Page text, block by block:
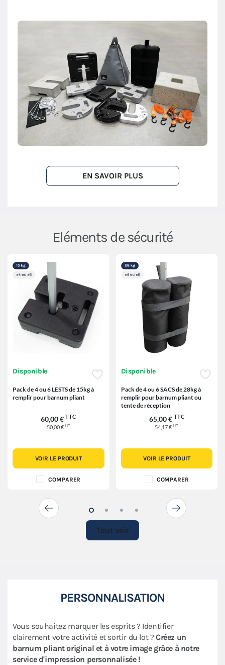
EN SAVOIR PLUS
Eléments de sécurité
Disponible
Pack de 4 ou 6 LESTS de 15kg à
remplir pour barnum pliant
60,00 € TTC
50,00 € HT
VOIR LE PRODUIT
COMPARER
Disponible
Pack de 4 ou 6 SACS de 28kg à
remplir pour barnum pliant ou
tente de réception
65,00 € TTC
54,17 €HT
VOIR LE PRODUIT
COMPARER
Tout voir
PERSONNALISATION
Vous souhaitez marquer les esprits ? Identifier
clairement votre activité et sortir du lot ?Créez un
barnum pliant original et à votre image grâce à notre
service d'impression personnalisée !